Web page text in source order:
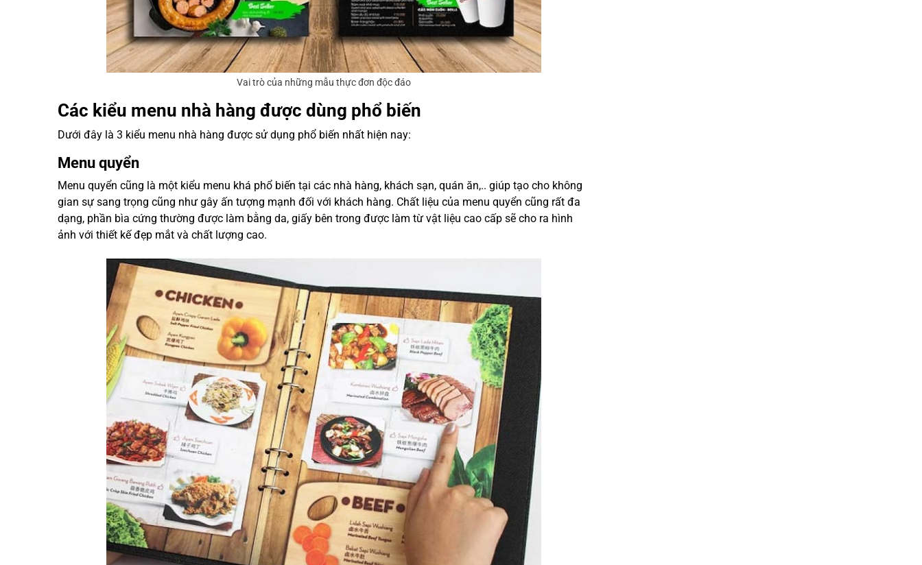
Vai trò của những mẫu thực đơn độc đáo
Các kiểu menu nhà hàng được dùng phổ biến
Dưới đây là 3 kiểu menu nhà hàng được sử dụng phổ biến nhất hiện nay:
Menu quyển
Menu quyển cũng là một kiểu menu khá phổ biến tại các nhà hàng, khách sạn, quán ăn,.. giúp tạo cho không
gian sự sang trọng cũng như gây ấn tượng mạnh đối với khách hàng. Chất liệu của menu quyển cũng rất đa
dạng, phần bìa cứng thường được làm bằng da, giấy bên trong được làm từ vật liệu cao cấp sẽ cho ra hình
ảnh với thiết kế đẹp mắt và chất lượng cao.